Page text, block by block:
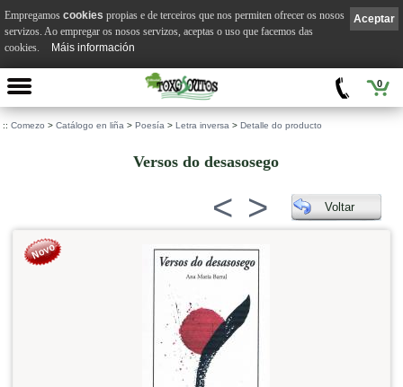
0
:: Comezo > Catálogo en liña > Poesía > Letra inversa > Detalle do producto
Versos do desasosego
< > Voltar
Aceptar
Empregamos cookies propias e de terceiros que nos permiten ofrecer os nosos
servizos. Ao empregar os nosos servizos, aceptas o uso que facemos das
cookies.
Máis información